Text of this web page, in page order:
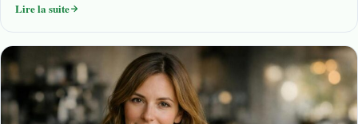
Lire la suite